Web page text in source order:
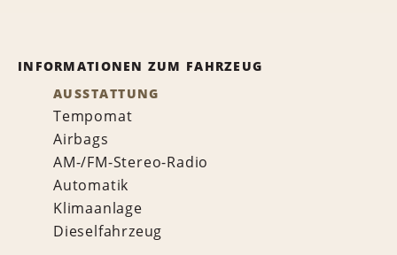
INFORMATIONEN ZUM FAHRZEUG
AUSSTATTUNG
Tempomat
Airbags
AM-/FM-Stereo-Radio
Automatik
Klimaanlage
Dieselfahrzeug